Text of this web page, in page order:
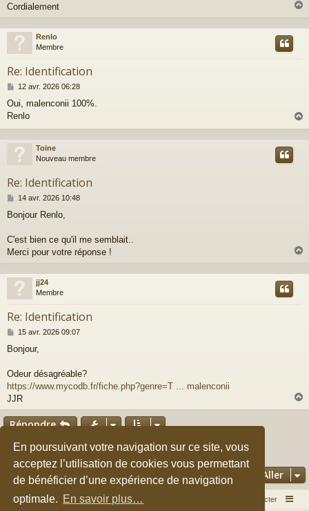
En poursuivant votre navigation sur ce site, vous
acceptez l’utilisation de cookies vous permettant
de bénéficier d’une expérience de navigation
optimale. En savoir plus…
Cordialement
u
Renlo
Membre
Re: Identification
M
s
s
a
e
12 avr. 2026 06:28
Oui, malenconii 100%.
Renlo
a
Toine
Nouveau membre
Re: Identification
M
s
a
g
14 avr. 2026 10:48
Bonjour Renlo,
C'est bien ce qu'il me semblait..
Merci pour votre réponse !
u
jj24
Membre
Re: Identification
M
s
a
g
e
15 avr. 2026 09:07
Bonjour,
Odeur désagréable?
https://www.mycodb.fr/fiche.php?genre=T ... malenconii
JJR
a
Répondre
143 messages Page10sur10
Précédent
1 … 6 7 8 9 10
Aller
Accueil du forum Nous contacter